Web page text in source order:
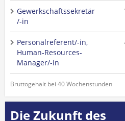
Gewerkschaftssekretär
/-in
Personalreferent/-in,
Human-Resources-
Manager/-in
Bruttogehalt bei 40 Wochenstunden
Die Zukunft des